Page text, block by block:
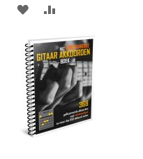
AAN
TOEVOEGEN
OM
TE
VERGELIJKEN